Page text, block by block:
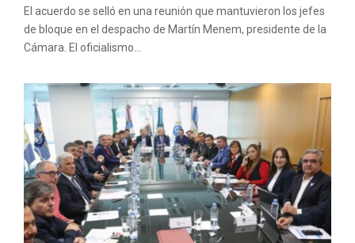
El acuerdo se selló en una reunión que mantuvieron los jefes
de bloque en el despacho de Martín Menem, presidente de la
Cámara. El oficialismo...